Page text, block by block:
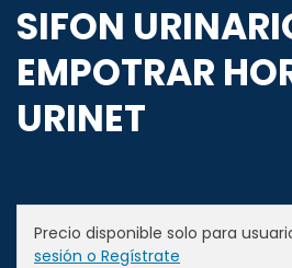
SIFON
EMPOTRAR
URINET
Precio disponible solo para
sesión o Regístrate